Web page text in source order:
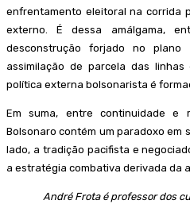
enfrentamento eleitoral na corrida
externo. É dessa amálgama,
desconstrução forjado no plano
assimilação de parcela das
política externa bolsonarista é
Em suma, entre continuidade e
Bolsonaro contém um paradoxo em
lado, a tradição pacifista e
a estratégia combativa derivada da
André Frota é professor dos